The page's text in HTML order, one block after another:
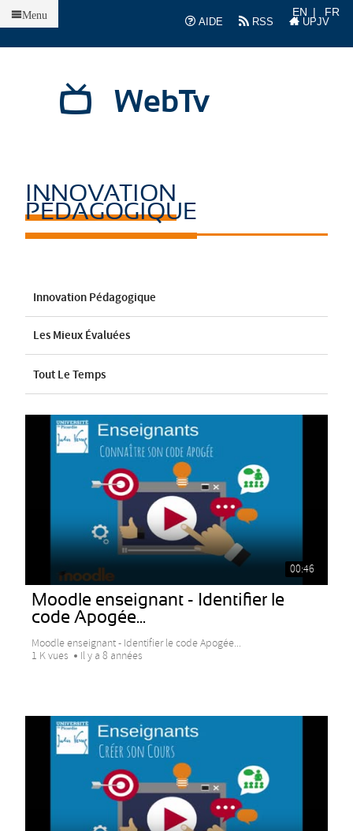
AIDE
RSS UPJV
EN FR
WebTv
Menu
INNOVATION
PÉDAGOGIQUE
Innovation Pédagogique
Les Mieux Évaluées
Tout Le Temps
00:46
Moodle enseignant - Identifier le
code Apogée...
Moodle enseignant - Identifier le code Apogée...
1 K vues
Il y a 8 années